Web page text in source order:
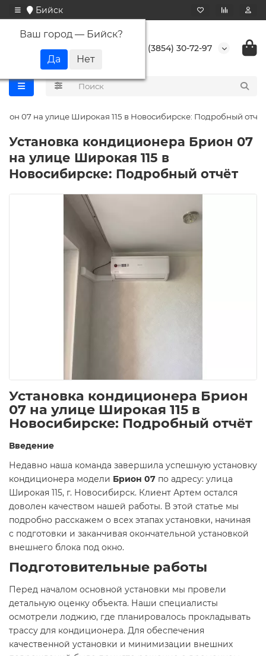
Бийск
Ваш город — Бийск?
+7 (3854) 30-72-97
07 на улице Широкая 115 в Новосибирске: Подробный отчёт
Установка кондиционера Брион 07
на улице Широкая 115 в
Новосибирске: Подробный отчёт
Установка кондиционера Брион
07 на улице Широкая 115 в
Новосибирске: Подробный отчёт
Введение
Недавно наша команда завершила успешную установку
кондиционера модели Брион 07 по адресу: улица
Широкая 115, г. Новосибирск. Клиент Артем остался
доволен качеством нашей работы. В этой статье мы
подробно расскажем о всех этапах установки, начиная
с подготовки и заканчивая окончательной установкой
внешнего блока под окно.
Подготовительные работы
Перед началом основной установки мы провели
детальную оценку объекта. Наши специалисты
осмотрели лоджию, где планировалось прокладывать
трассу для кондиционера. Для обеспечения
качественной установки и минимизации внешних